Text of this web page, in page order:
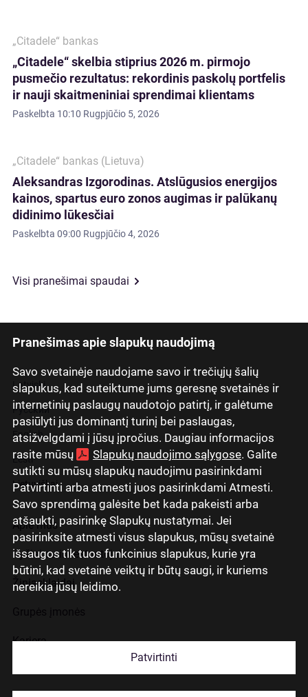
Pranešimas apie slapukų naudojimą
Savo svetainėje naudojame savo ir trečiųjų šalių
slapukus, kad suteiktume jums geresnę svetainės ir
internetinių paslaugų naudotojo patirtį, ir galėtume
pasiūlyti jus dominantį turinį bei paslaugas,
atsižvelgdami į jūsų įpročius. Daugiau informacijos
rasite mūsų
Slapukų naudojimo sąlygose. Galite
sutikti su mūsų slapukų naudojimu pasirinkdami
Patvirtinti arba atmesti juos pasirinkdami Atmesti.
Savo sprendimą galėsite bet kada pakeisti arba
atšaukti, pasirinkę Slapukų nustatymai. Jei
pasirinksite atmesti visus slapukus, mūsų svetainė
išsaugos tik tuos funkcinius slapukus, kurie yra
būtini, kad svetainė veiktų ir būtų saugi, ir kuriems
nereikia jūsų leidimo.
Patvirtinti
„Citadele“ bankas
„Citadele“ skelbia stiprius 2026 m. pirmojo
pusmečio rezultatus: rekordinis paskolų portfelis
ir nauji skaitmeniniai sprendimai klientams
Paskelbta 10:10 Rugpjūčio 5, 2026
„Citadele“ bankas (Lietuva)
Aleksandras Izgorodinas. Atslūgusios energijos
kainos, spartus euro zonos augimas ir palūkanų
didinimo lūkesčiai
Paskelbta 09:00 Rugpjūčio 4, 2026
Visi pranešimai spaudai
Latviski
Русский
English
Eesti
Lietuviškai
Apie mus
Ryšiai su investuotojais
Žiniasklaidai
Karjera